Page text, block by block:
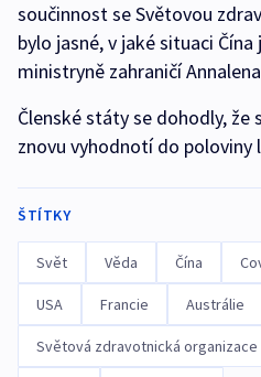
součinnost se Světovou
bylo jasné, v jaké situaci
ministryně zahraničí
Členské státy se dohodly,
znovu vyhodnotí do poloviny
ŠTÍTKY
Svět Věda Čína
USA Francie Austrálie
Světová zdravotnická organizace